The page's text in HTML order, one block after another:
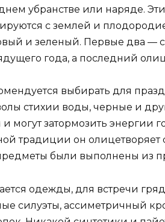
убранстве или наряде.
с землей и
и зеленый. Первые два —
года, а последний
выбирать для
стихии воды, черные и
могут затормозить энергии
традиции он
были выполнены из
одежды, для встречи
силуэты, ассиметричный